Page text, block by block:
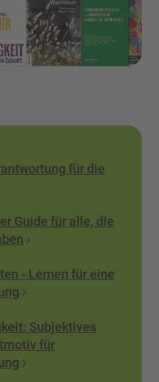
für die
Guide für alle, die
- Lernen für eine
Subjektives
für